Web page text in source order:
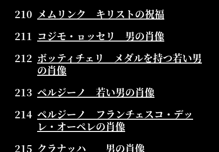
210 メムリンク キリストの祝福
211 コジモ・ㇿッセリ 男の肖像
212 ボッティチェリ メダルを持つ若い男
の肖像
213 ペルジーノ 若い男の肖像
214 ペルジーノ フランチェスコ・デッ
レ・オーペレの肖像
215 クラナッハ 男の肖像